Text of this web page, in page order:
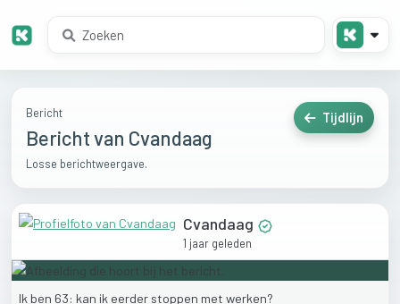
Bericht
Bericht van Cvandaag
Losse berichtweergave.
Tijdlijn
Cvandaag
1 jaar geleden
Ik ben 63: kan ik eerder stoppen met werken?